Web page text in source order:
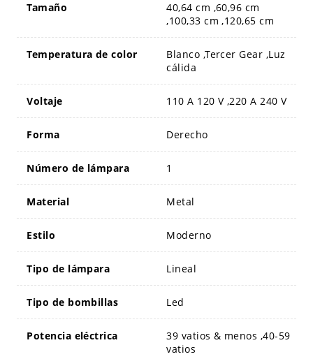
Tamaño
40,64 cm ,60,96 cm
,100,33 cm ,120,65 cm
Temperatura de color
Blanco ,Tercer Gear ,Luz
cálida
Voltaje 110 A 120 V ,220 A 240 V
Forma Derecho
Número de lámpara 1
Material Metal
Estilo Moderno
Tipo de lámpara Lineal
Tipo de bombillas Led
Potencia eléctrica
39 vatios & menos ,40-59
vatios